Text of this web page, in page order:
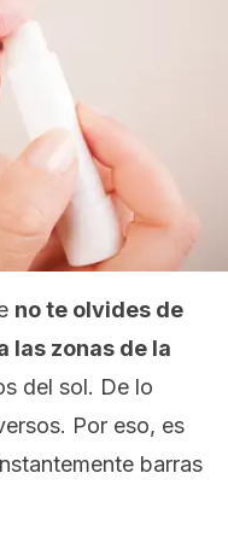
no te olvides de
las zonas de la
del sol. De lo
Por eso, es
barras